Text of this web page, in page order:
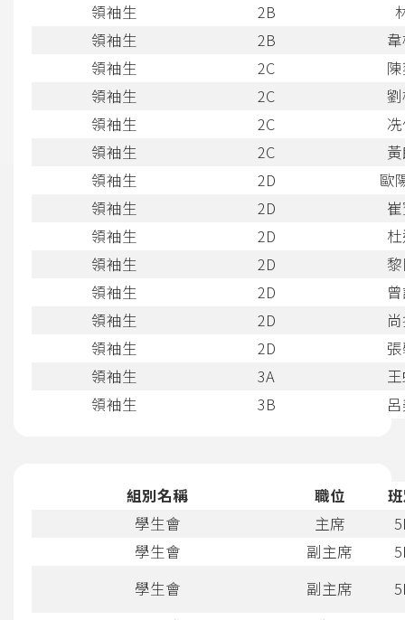
領袖生
2B
領袖生
2B
領袖生
2C
領袖生
2C
領袖生
2C
領袖生
2C
領袖生
2D
歐
領袖生
2D
領袖生
2D
領袖生
2D
領袖生
2D
領袖生
2D
領袖生
2D
領袖生
3A
領袖生
3B
組別名稱 職位
學生會
主席
學生會
副主席
學生會
副主席